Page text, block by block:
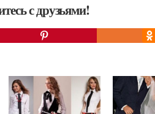
с друзьями!